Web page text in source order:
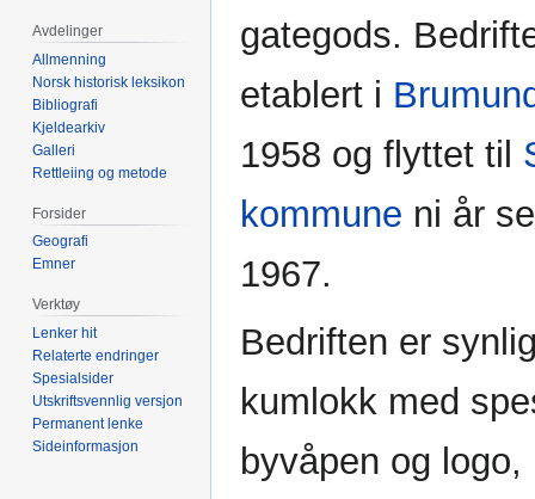
gategods.
etablert i
1958 og flyttet til
kommune ni år
1967.
Bedriften er
kumlokk med
byvåpen og
Avdelinger
Allmenning
Norsk historisk leksikon
Bibliografi
Kjeldearkiv
Galleri
Rettleiing og metode
Forsider
Geografi
Emner
Verktøy
Lenker hit
Relaterte endringer
Spesialsider
Utskriftsvennlig versjon
Permanent lenke
Sideinformasjon